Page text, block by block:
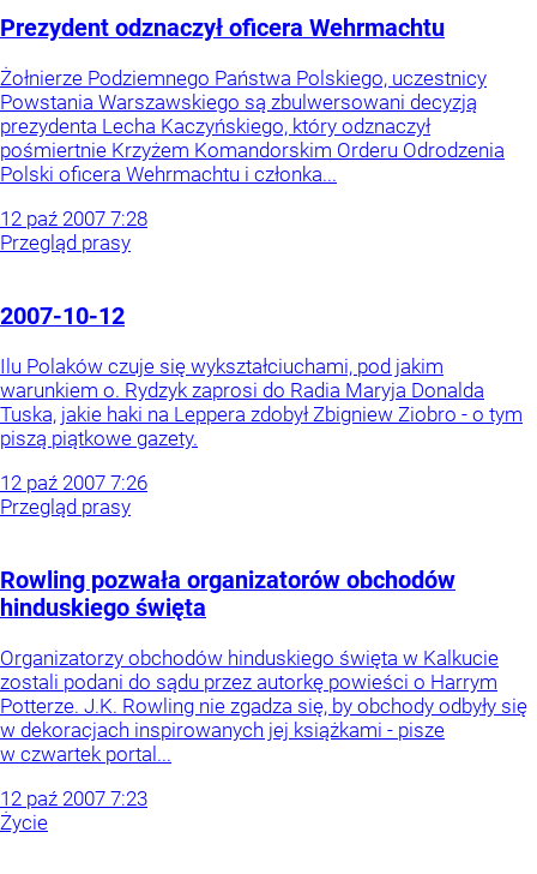
Prezydent odznaczył oficera Wehrmachtu
Żołnierze Podziemnego Państwa Polskiego, uczestnicy
Powstania Warszawskiego są zbulwersowani decyzją
prezydenta Lecha Kaczyńskiego, który odznaczył
pośmiertnie Krzyżem Komandorskim Orderu Odrodzenia
Polski oficera Wehrmachtu i członka...
12 paź 2007 7:28
Przegląd prasy
2007-10-12
Ilu Polaków czuje się wykształciuchami, pod jakim
warunkiem o. Rydzyk zaprosi do Radia Maryja Donalda
Tuska, jakie haki na Leppera zdobył Zbigniew Ziobro - o tym
piszą piątkowe gazety.
12 paź 2007 7:26
Przegląd prasy
Rowling pozwała organizatorów obchodów
hinduskiego święta
Organizatorzy obchodów hinduskiego święta w Kalkucie
zostali podani do sądu przez autorkę powieści o Harrym
Potterze. J.K. Rowling nie zgadza się, by obchody odbyły się
w dekoracjach inspirowanych jej książkami - pisze
w czwartek portal...
12 paź 2007 7:23
Życie